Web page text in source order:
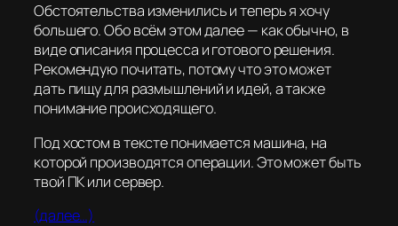
Обстоятельства изменились и теперь я хочу
большего. Обо всём этом далее — как обычно, в
виде описания процесса и готового решения.
Рекомендую почитать, потому что это может
дать пищу для размышлений и идей, а также
понимание происходящего.
Под хостом в тексте понимается машина, на
которой производятся операции. Это может быть
твой ПК или сервер.
(далее…)